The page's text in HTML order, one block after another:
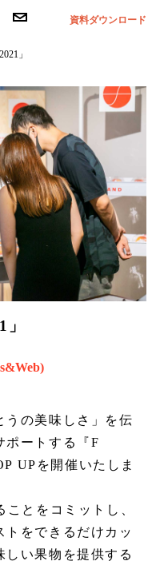
資料ダウンロード
」
うの美味しさ」を伝
ポートする『F
UPを開催いたしま
とをコミットし、
をできるだけカッ
しい果物を提供する